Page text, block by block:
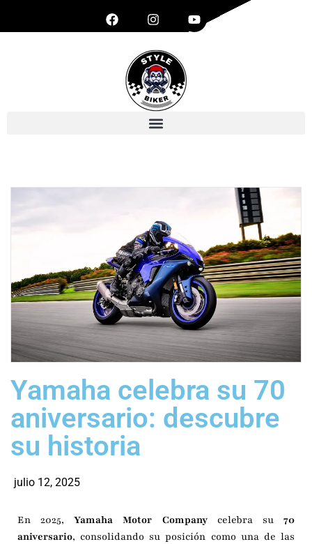
Yamaha celebra su 70
aniversario: descubre
su historia
julio 12, 2025
En 2025,Yamaha Motor Companycelebra su70
aniversario, consolidando su posición como una de las